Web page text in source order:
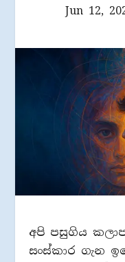
Jun 12,
අපි පසුගිය
සංස්කාර ගැන